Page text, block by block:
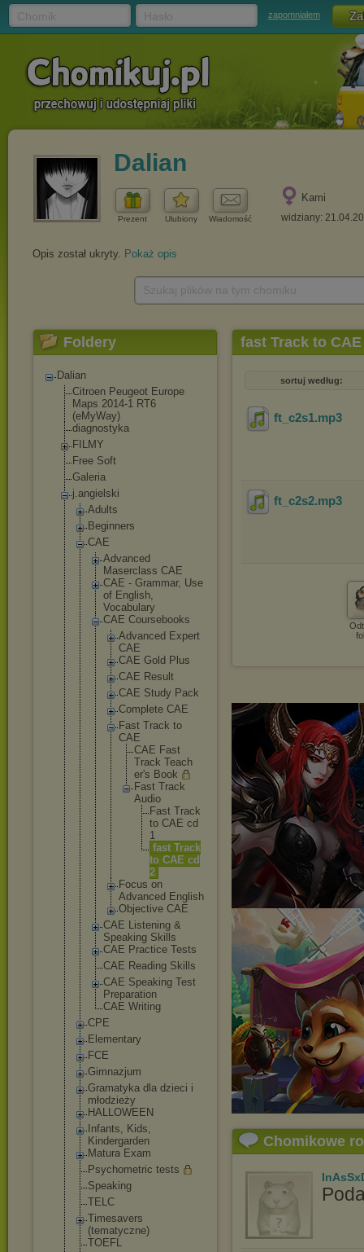
zapomniałem
Dalian
Prezent Ulubiony Wiadomość
Kami
widziany:
Opis został ukryty. Pokaż opis
Foldery
Dalian
Citroen Peugeot Europe
Maps 2014-1 RT6
(eMyWay)
diagnostyka
FILMY
Free Soft
Galeria
j.angielski
Adults
Beginners
CAE
Advanced
Maserclass CAE
CAE - Grammar, Use
of English,
Vocabulary
CAE Coursebooks
Advanced Expert
CAE
CAE Gold Plus
CAE Result
CAE Study Pack
Complete CAE
Fast Track to
CAE
CAE Fast
Track Teach
er's Book
Fast Track
Audio
Fast Trac k
to CAE cd
1
fast Track
to CAE cd
2
Focus on
Advanced English
Objective CAE
CAE Listening &
Speaking Skills
CAE Practice Tests
CAE Reading Skills
CAE Speaking Test
Preparation
CAE Writing
CPE
Elementary
FCE
Gimnazjum
Gramatyka dla dzieci i
młodzieży
HALLOWEEN
Infants, Kids,
Kindergarden
Matura Exam
Psychometric tests
Speaking
TELC
Timesavers
(tematyczne)
TOEFL
fast Track to
sortuj według:
ft_c2s1.mp3
ft_c2s2.mp3
Chomikowe